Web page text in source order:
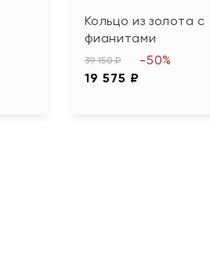
Кольцо из золота с
фианитами
39 150 ₽
19 575 ₽
-50%